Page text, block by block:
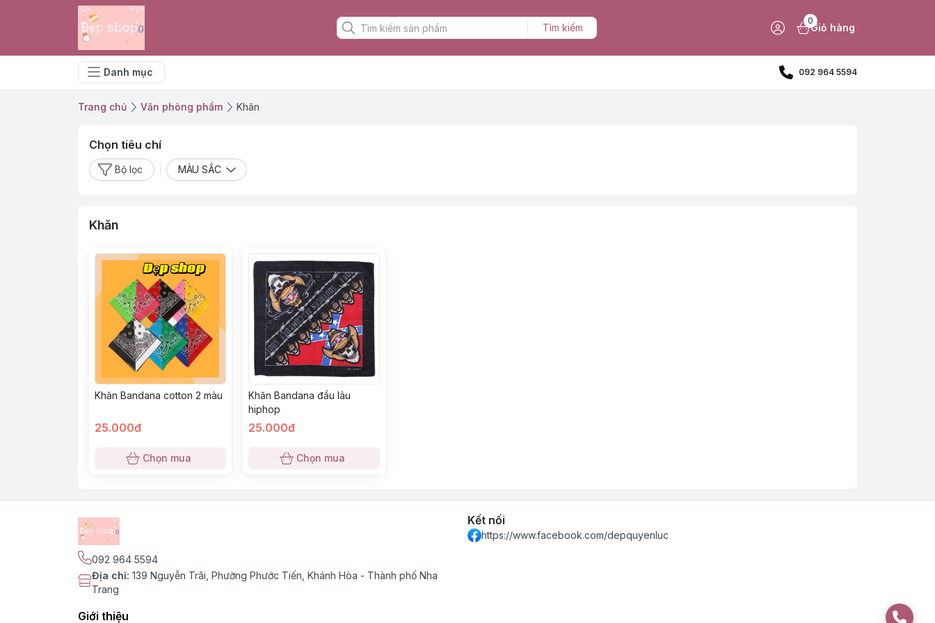
Tìm kiếm
0
Giỏ hàng
Danh mục 092 964 5594
Trang chủ Văn phòng phẩm Khăn
Chọn tiêu chí
Bộ lọc MÀU SẮC
Khăn
Khăn Bandana cotton 2 màu
25.000đ
Chọn mua
Khăn Bandana đầu lâu
hiphop
25.000đ
Chọn mua
092 964 5594
Địa chỉ: 139 Nguyễn Trãi, Phường Phước Tiến, Khánh Hòa - Thành phố Nha
Trang
Kết nối
https://www.facebook.com/depquyenluc
Giới thiệu